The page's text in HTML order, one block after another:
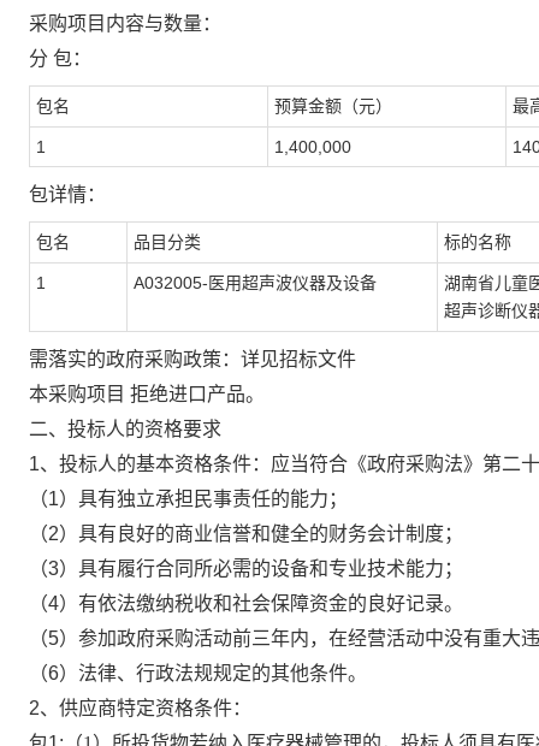
采购项目内容与数量：
分 包：
包名 预算金额（元） 最
1 1,400,000
包详情：
包名 品目分类 标的名称
1 A032005-医用超声波仪器及设备
湖南省儿童
超声诊断仪
需落实的政府采购政策：详见招标文件
本采购项目 拒绝进口产品。
二、投标人的资格要求
1、投标人的基本资格条件：应当符合《政府采购法》第二
（1）具有独立承担民事责任的能力；
（2）具有良好的商业信誉和健全的财务会计制度；
（3）具有履行合同所必需的设备和专业技术能力；
（4）有依法缴纳税收和社会保障资金的良好记录。
（5）参加政府采购活动前三年内，在经营活动中没有重大
（6）法律、行政法规规定的其他条件。
2、供应商特定资格条件：